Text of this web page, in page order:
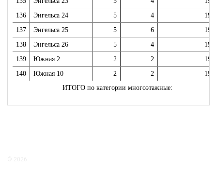
136
Энгельса 24 5 4
137
Энгельса 25 5 6
138
Энгельса 26 5 4
139
Южная 2 2 2
140
Южная 10 2 2
ИТОГО по категории многоэтажные: